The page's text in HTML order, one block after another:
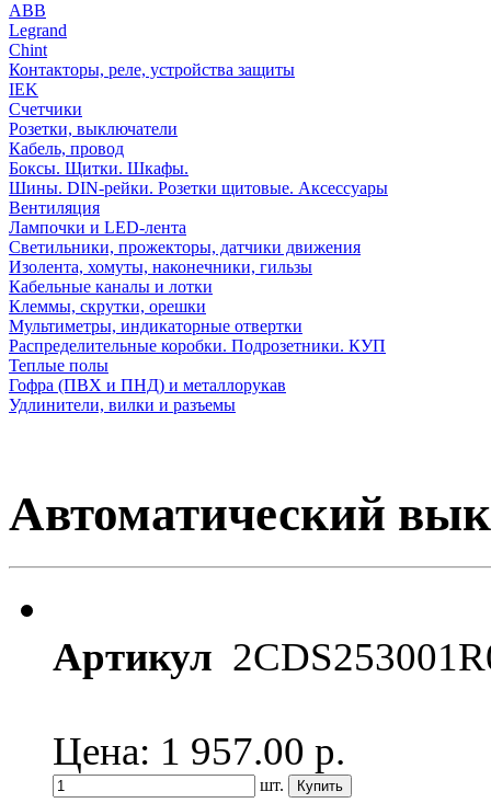
АВВ
Legrand
Chint
Контакторы, реле, устройства защиты
IEK
Счетчики
Розетки, выключатели
Кабель, провод
Боксы. Щитки. Шкафы.
Шины. DIN-рейки. Розетки щитовые. Аксессуары
Вентиляция
Лампочки и LED-лента
Светильники, прожекторы, датчики движения
Изолента, хомуты, наконечники, гильзы
Кабельные каналы и лотки
Клеммы, скрутки, орешки
Мультиметры, индикаторные отвертки
Распределительные коробки. Подрозетники. КУП
Теплые полы
Гофра (ПВХ и ПНД) и металлорукав
Удлинители, вилки и разъемы
Автоматический
Артикул
Цена: 1 957.00 р.
шт.